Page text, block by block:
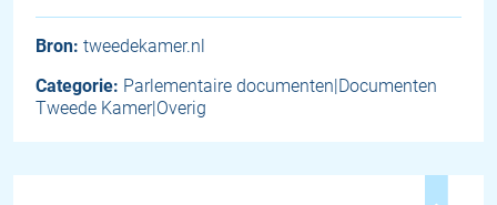
Bron: tweedekamer.nl
Categorie: Parlementaire documenten|Documenten
Tweede Kamer|Overig